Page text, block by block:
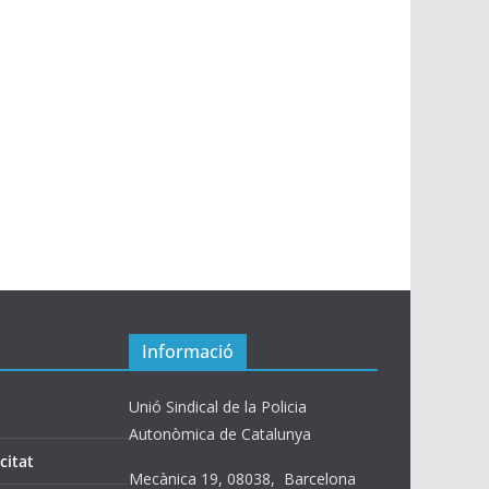
Informació
Unió Sindical de la Policia
Autonòmica de Catalunya
Mecànica 19, 08038, Barcelona